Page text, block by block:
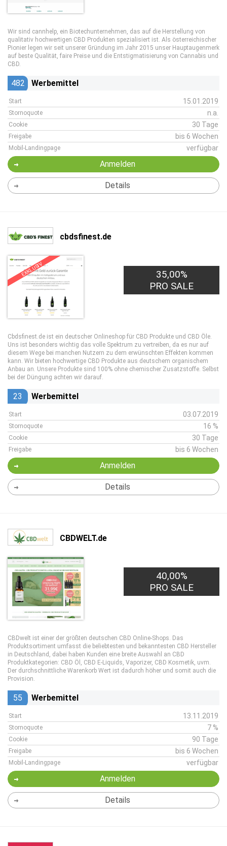
Wir sind cannhelp, ein Biotechunternehmen, das auf die Herstellung von
qualitativ hochwertigen CBD Produkten spezialisiert ist. Als österreichischer
Pionier legen wir seit unserer Gründung im Jahr 2015 unser Hauptaugenmerk
auf beste Qualität, faire Preise und die Entstigmatisierung von Cannabis und
CBD.
482 Werbemittel
Start 15.01.2019
Stornoquote n.a.
Cookie 30 Tage
Freigabe bis 6 Wochen
Mobil-Landingpage verfügbar
Anmelden
Details
cbdsfinest.de
EXKLUSIV
35,00%
PRO SALE
Cbdsfinest.de ist ein deutscher Onlineshop für CBD Produkte und CBD Öle.
Uns ist besonders wichtig das volle Spektrum zu vertreiben, da es nur auf
diesem Wege bei manchen Nutzern zu dem erwünschten Effekten kommen
kann. Wir bieten hochwertige CBD Produkte aus deutschem organischem
Anbau an. Unsere Produkte sind 100% ohne chemischer Zusatzstoffe. Selbst
bei der Düngung achten wir darauf.
23 Werbemittel
Start 03.07.2019
Stornoquote 16 %
Cookie 30 Tage
Freigabe bis 6 Wochen
Anmelden
Details
CBDWELT.de
40,00%
PRO SALE
CBDwelt ist einer der größten deutschen CBD Online-Shops. Das
Produktsortiment umfasst die beliebtesten und bekanntesten CBD Hersteller
in Deutschland, dabei haben Kunden eine breite Auswahl an CBD
Produktkategorien: CBD Öl, CBD E-Liquids, Vaporizer, CBD Kosmetik, uvm.
Der durchschnittliche Warenkorb Wert ist dadurch höher und somit auch die
Provision.
55 Werbemittel
Start 13.11.2019
Stornoquote 7 %
Cookie 90 Tage
Freigabe bis 6 Wochen
Mobil-Landingpage verfügbar
Anmelden
Details